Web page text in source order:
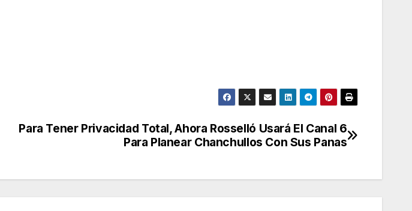
Para Tener Privacidad Total, Ahora Rosselló Usará El Canal 6
Para Planear Chanchullos Con Sus Panas